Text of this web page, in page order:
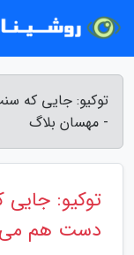
توکیو: جایی که
- مهسان بلاگ
توکیو:
دست هم